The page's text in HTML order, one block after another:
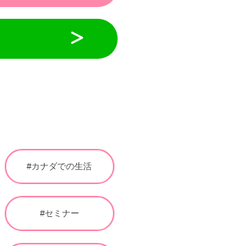
#カナダでの生活
#セミナー